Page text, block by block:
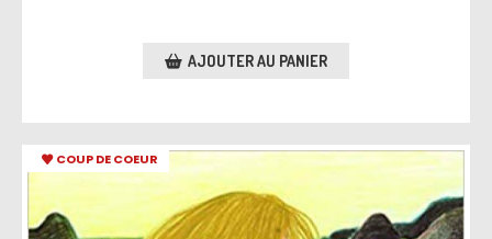
AJOUTER AU PANIER
COUP DE COEUR